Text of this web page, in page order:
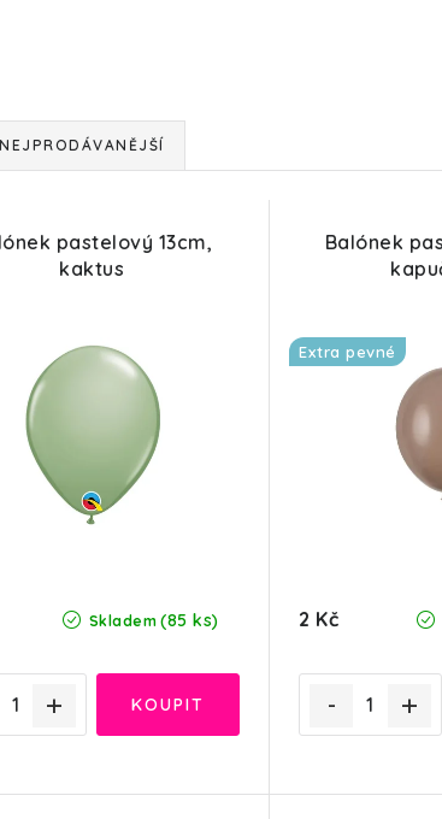
NEJPRODÁVANĚJŠÍ
pastelový 13cm,
kaktus
Skladem (85 ks)
Balónek
Extra pevné
2 Kč